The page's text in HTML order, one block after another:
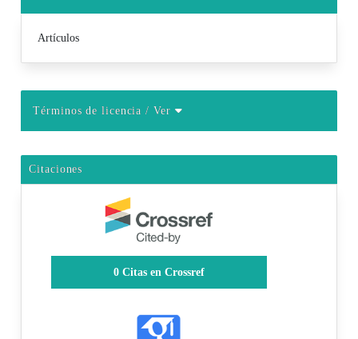
Artículos
Términos de licencia/ Ver
Citaciones
0Citas en Crossref